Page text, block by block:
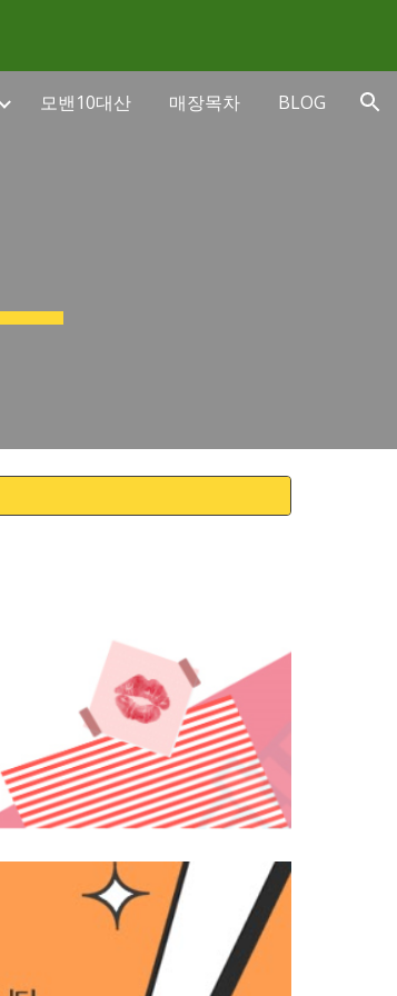
모밴10대산 매장목차 BLOG